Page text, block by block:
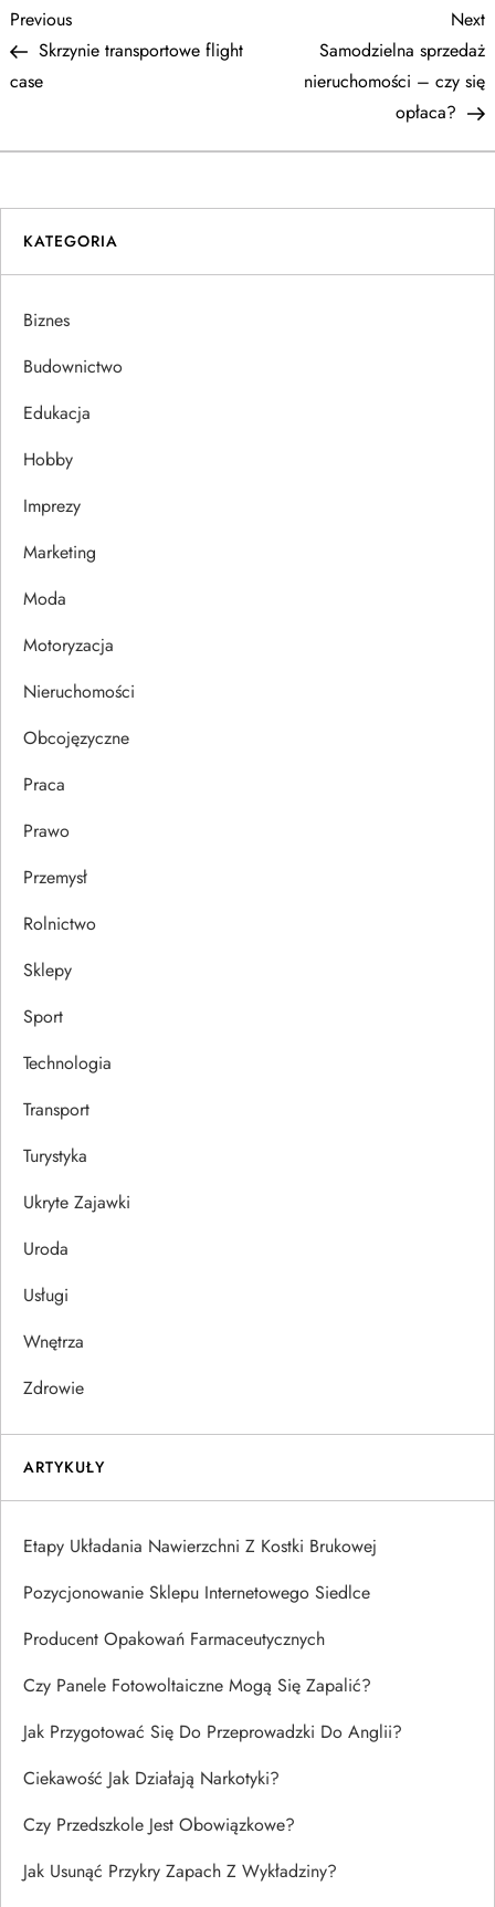
N
a
g
a
c
a
w
p
s
u
Previous
Post
Previous
Skrzynie transportowe flight
case
Next
Samodzielna sprzedaż
nieruchomości – czy się
opłaca?
KATEGORIA
Biznes
Budownictwo
Edukacja
Hobby
Imprezy
Marketing
Moda
Motoryzacja
Nieruchomości
Obcojęzyczne
Praca
Prawo
Przemysł
Rolnictwo
Sklepy
Sport
Technologia
Transport
Turystyka
Ukryte Zajawki
Uroda
Usługi
Wnętrza
Zdrowie
ARTYKUŁY
Etapy Układania Nawierzchni Z Kostki Brukowej
Pozycjonowanie Sklepu Internetowego Siedlce
Producent Opakowań Farmaceutycznych
Czy Panele Fotowoltaiczne Mogą Się Zapalić?
Jak Przygotować Się Do Przeprowadzki Do Anglii?
Ciekawość Jak Działają Narkotyki?
Czy Przedszkole Jest Obowiązkowe?
Jak Usunąć Przykry Zapach Z Wykładziny?